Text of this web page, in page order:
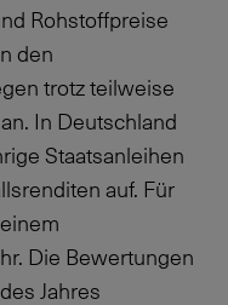
Rohstoffpreise
den
trotz teilweise
In Deutschland
Staatsanleihen
auf. Für
Die Bewertungen
Jahres